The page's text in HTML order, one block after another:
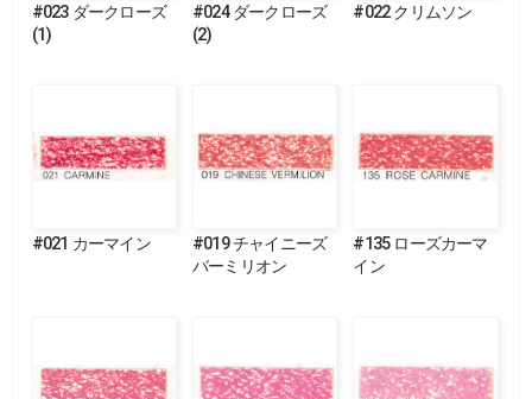
#023 ダークローズ
(1)
#024 ダークローズ
(2)
#022 クリムソン
#021 カーマイン
#019 チャイニーズ
バーミリオン
#135 ローズカーマ
イン